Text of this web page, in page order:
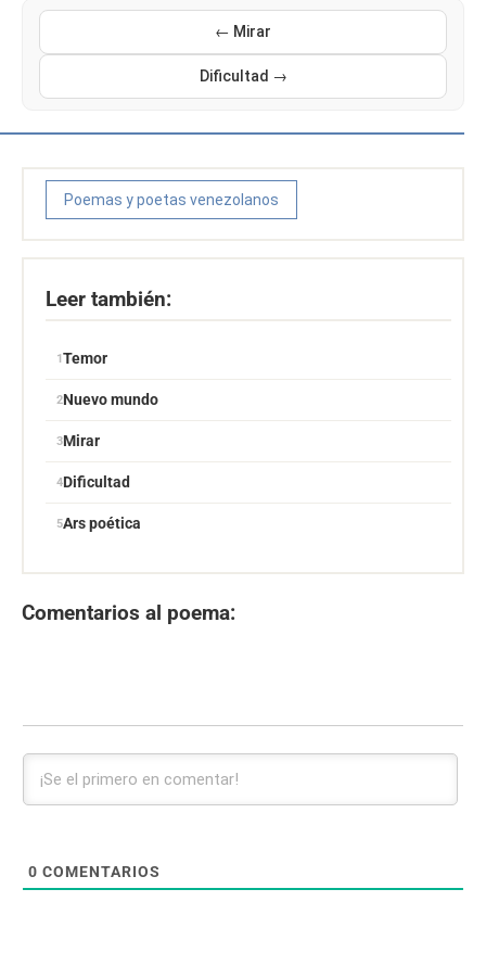
← Mirar
Dificultad →
Poemas y poetas venezolanos
Leer también:
Temor
Nuevo mundo
Mirar
Dificultad
Ars poética
Comentarios al poema:
0 COMENTARIOS